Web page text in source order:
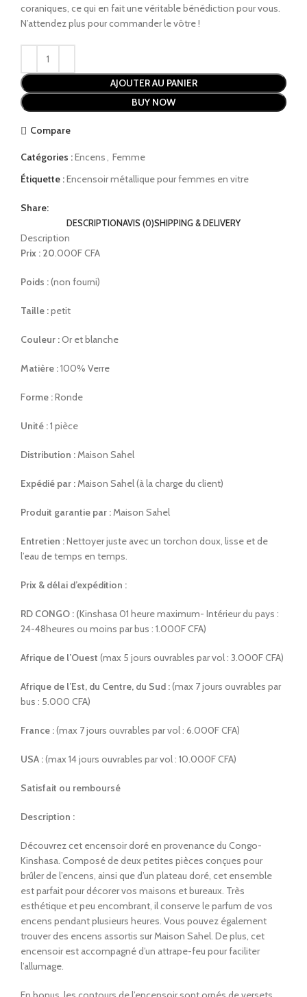
coraniques, ce qui en fait une véritable bénédiction pour vous.
N’attendez plus pour commander le vôtre !
AJOUTER AU PANIER
BUY NOW
Compare
Catégories :Encens
Femme
Étiquette :Encensoir métallique pour femmes en vitre
Share:
DESCRIPTIONAVIS (0)SHIPPING & DELIVERY
Description
Prix : 20 .000F CFA
Poids :(non fourni)
Taille :petit
Couleur :Or et blanche
Matière :100% Verre
Forme :Ronde
Unité :1 pièce
Distribution : Maison Sahel
Expédié par : Maison Sahel (à la charge du client)
Produit garantie par : Maison Sahel
Entretien :Nettoyer juste avec un torchon doux, lisse et de
l’eau de temps en temps.
Prix & délai d’expédition :
RD CONGO : (Kinshasa 01 heure maximum- Intérieur du pays :
24-48heures ou moins par bus : 1.000F CFA)
Afrique de l’Ouest (max 5 jours ouvrables par vol : 3.000F CFA)
Afrique de l’Est, du Centre, du Sud :(max 7 jours ouvrables par
bus : 5.000 CFA)
France :(max 7 jours ouvrables par vol : 6.000F CFA)
USA :(max 14 jours ouvrables par vol : 10.000F CFA)
Satisfait ou remboursé
Description :
Découvrez cet encensoir doré en provenance du Congo-
Kinshasa. Composé de deux petites pièces conçues pour
brûler de l’encens, ainsi que d’un plateau doré, cet ensemble
est parfait pour décorer vos maisons et bureaux. Très
esthétique et peu encombrant, il conserve le parfum de vos
encens pendant plusieurs heures. Vous pouvez également
trouver des encens assortis sur Maison Sahel. De plus, cet
encensoir est accompagné d’un attrape-feu pour faciliter
l’allumage.